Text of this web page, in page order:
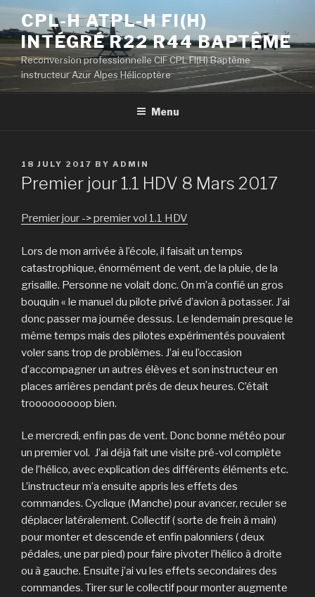
Skip
to
content
CPL-H ATPL-H FI(H)
INTÉGRÉ R22 R44 BAPTÊME
Reconversion professionnelle CIF CPL FI(H) Baptême
instructeur Azur Alpes Hélicoptère
Menu
POSTED
ON
18 JULY 2017 BY ADMIN
Premier jour 1.1 HDV 8 Mars 2017
Premier jour -> premier vol 1.1 HDV
Lors de mon arrivée à l’école, il faisait un temps
catastrophique, énormément de vent, de la pluie, de la
grisaille. Personne ne volait donc. On m’a confié un gros
bouquin « le manuel du pilote privé d’avion à potasser. J’ai
donc passer ma journée dessus. Le lendemain presque le
même temps mais des pilotes expérimentés pouvaient
voler sans trop de problèmes. J’ai eu l’occasion
d’accompagner un autres élèves et son instructeur en
places arrières pendant prés de deux heures. C’était
trooooooooop bien.
Le mercredi, enfin pas de vent. Donc bonne météo pour
un premier vol. J’ai déjà fait une visite pré-vol complète
de l’hélico, avec explication des différents éléments etc.
L’instructeur m’a ensuite appris les effets des
commandes. Cyclique (Manche) pour avancer, reculer se
déplacer latéralement. Collectif ( sorte de frein à main)
pour monter et descende et enfin palonniers ( deux
pédales, une par pied) pour faire pivoter l’hélico à droite
ou à gauche. Ensuite j’ai vu les effets secondaires des
commandes. Tirer sur le collectif pour monter augmente